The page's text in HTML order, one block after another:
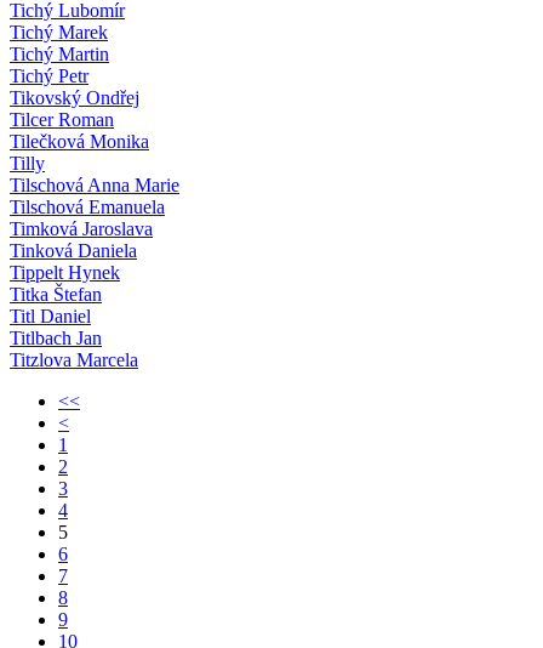
Tichý Lubomír
Tichý Marek
Tichý Martin
Tichý Petr
Tikovský Ondřej
Tilcer Roman
Tilečková Monika
Tilly
Tilschová Anna Marie
Tilschová Emanuela
Timková Jaroslava
Tinková Daniela
Tippelt Hynek
Titka Štefan
Titl Daniel
Titlbach Jan
Titzlova Marcela
<<
<
1
2
3
4
5
6
7
8
9
10